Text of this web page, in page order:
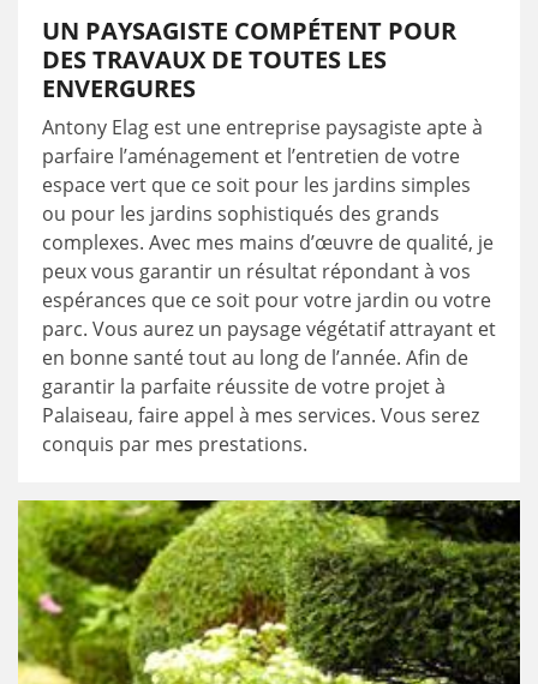
UN PAYSAGISTE COMPÉTENT POUR
DES TRAVAUX DE TOUTES LES
ENVERGURES
Antony Elag est une entreprise paysagiste apte à
parfaire l’aménagement et l’entretien de votre
espace vert que ce soit pour les jardins simples
ou pour les jardins sophistiqués des grands
complexes. Avec mes mains d’œuvre de qualité, je
peux vous garantir un résultat répondant à vos
espérances que ce soit pour votre jardin ou votre
parc. Vous aurez un paysage végétatif attrayant et
en bonne santé tout au long de l’année. Afin de
garantir la parfaite réussite de votre projet à
Palaiseau, faire appel à mes services. Vous serez
conquis par mes prestations.